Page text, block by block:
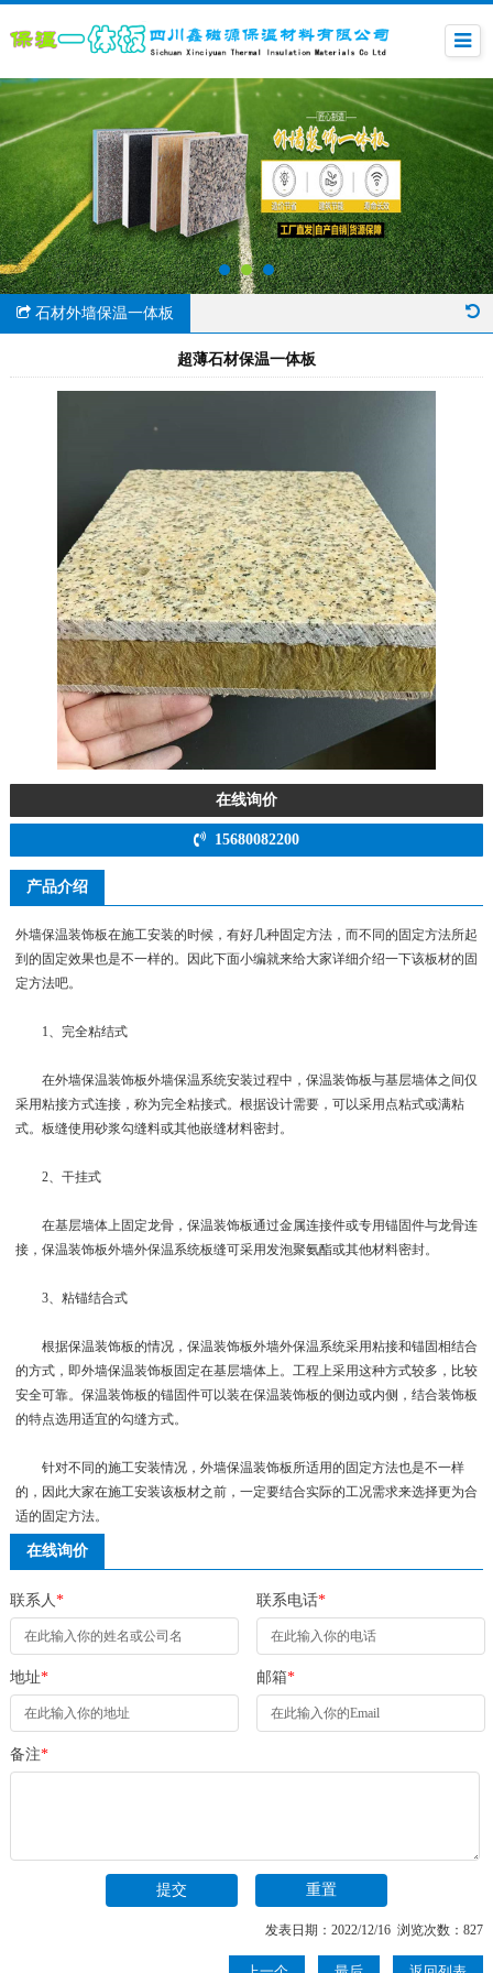
石材外墙保温一体板
超薄石材保温一体板
在线询价
15680082200
产品介绍
外墙保温装饰板在施工安装的时候，有好几种固定方法，而不同的固定方法所起
到的固定效果也是不一样的。因此下面小编就来给大家详细介绍一下该板材的固
定方法吧。
1、完全粘结式
在外墙保温装饰板外墙保温系统安装过程中，保温装饰板与基层墙体之间仅
采用粘接方式连接，称为完全粘接式。根据设计需要，可以采用点粘式或满粘
式。板缝使用砂浆勾缝料或其他嵌缝材料密封。
2、干挂式
在基层墙体上固定龙骨，保温装饰板通过金属连接件或专用锚固件与龙骨连
接，保温装饰板外墙外保温系统板缝可采用发泡聚氨酯或其他材料密封。
3、粘锚结合式
根据保温装饰板的情况，保温装饰板外墙外保温系统采用粘接和锚固相结合
的方式，即外墙保温装饰板固定在基层墙体上。工程上采用这种方式较多，比较
安全可靠。保温装饰板的锚固件可以装在保温装饰板的侧边或内侧，结合装饰板
的特点选用适宜的勾缝方式。
针对不同的施工安装情况，外墙保温装饰板所适用的固定方法也是不一样
的，因此大家在施工安装该板材之前，一定要结合实际的工况需求来选择更为合
适的固定方法。
在线询价
联系人* 联系电话*
地址* 邮箱*
备注*
发表日期：2022/12/16 浏览次数：827